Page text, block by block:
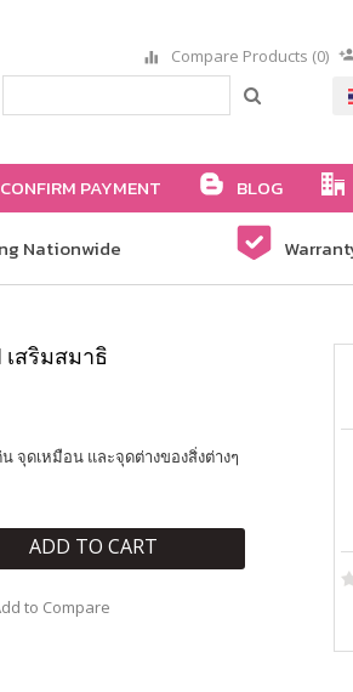
Compare Products (0)
CONFIRM PAYMENT BLOG
Nationwide
สริมสมาธิ
จุดเหมือน และจุดต่างของสิ่งต่างๆ
ADD TO CART
to Compare